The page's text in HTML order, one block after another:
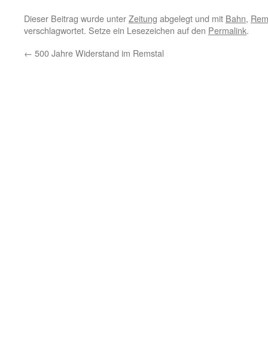
Dieser Beitrag wurde unterZeitung abgelegt und mit Bahn,
verschlagwortet. Setze ein Lesezeichen auf den Permalink.
← 500 Jahre Widerstand im Remstal